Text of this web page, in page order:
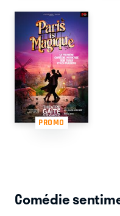
PROMO
Comédie